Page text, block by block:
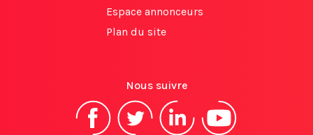
Espace annonceurs
Plan du site
Nous suivre